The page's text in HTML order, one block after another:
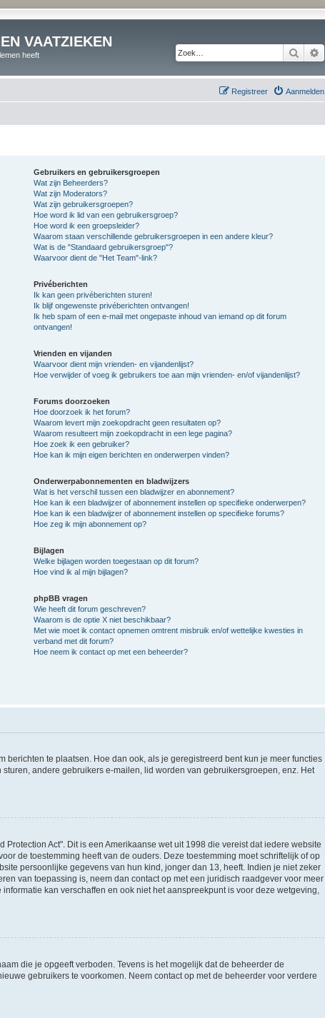
VAATZIEKEN
heeft Zoek
Aanmelden
Registreer
Gebruikers en gebruikersgroepen
Wat zijn Beheerders?
Wat zijn Moderators?
Wat zijn gebruikersgroepen?
Hoe word ik lid van een gebruikersgroep?
Hoe word ik een groepsleider?
Waarom staan verschillende gebruikersgroepen in een andere kleur?
Wat is de "Standaard gebruikersgroep"?
Waarvoor dient de "Het Team"-link?
Privéberichten
Ik kan geen privéberichten sturen!
Ik blijf ongewenste privéberichten ontvangen!
Ik heb spam of een e-mail met ongepaste inhoud van iemand op dit forum
ontvangen!
Vrienden en vijanden
Waarvoor dient mijn vrienden- en vijandenlijst?
Hoe verwijder of voeg ik gebruikers toe aan mijn vrienden- en/of vijandenlijst?
Forums doorzoeken
Hoe doorzoek ik het forum?
Waarom levert mijn zoekopdracht geen resultaten op?
Waarom resulteert mijn zoekopdracht in een lege pagina?
Hoe zoek ik een gebruiker?
Hoe kan ik mijn eigen berichten en onderwerpen vinden?
Onderwerpabonnementen en bladwijzers
Wat is het verschil tussen een bladwijzer en abonnement?
Hoe kan ik een bladwijzer of abonnement instellen op specifieke onderwerpen?
Hoe kan ik een bladwijzer of abonnement instellen op specifieke forums?
Hoe zeg ik mijn abonnement op?
Bijlagen
Welke bijlagen worden toegestaan op dit forum?
Hoe vind ik al mijn bijlagen?
phpBB vragen
Wie heeft dit forum geschreven?
Waarom is de optie X niet beschikbaar?
Met wie moet ik contact opnemen omtrent misbruik en/of wettelijke kwesties in
verband met dit forum?
Hoe neem ik contact op met een beheerder?
te plaatsen. Hoe dan ook, als je geregistreerd bent kun je meer functies
andere gebruikers e-mailen, lid worden van gebruikersgroepen, enz. Het
Act". Dit is een Amerikaanse wet uit 1998 die vereist dat iedere website
de toestemming heeft van de ouders. Deze toestemming moet schriftelijk of op
persoonlijke gegevens van hun kind, jonger dan 13, heeft. Indien je niet zeker
van toepassing is, neem dan contact op met een juridisch raadgever voor meer
kan verschaffen en ook niet het aanspreekpunt is voor deze wetgeving,
die je opgeeft verboden. Tevens is het mogelijk dat de beheerder de
gebruikers te voorkomen. Neem contact op met de beheerder voor verdere